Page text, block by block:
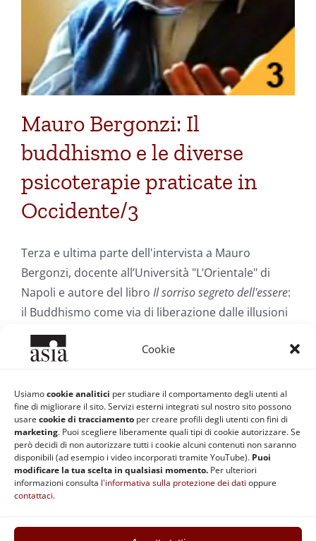
Cookie
Usiamocookie analitici per studiare il comportamento degli utenti al
fine di migliorare il sito. Servizi esterni integrati sul nostro sito possono
usare cookie di tracciamento per creare profili degli utenti con fini di
marketing. Puoi scegliere liberamente quali tipi di cookie autorizzare. Se
però decidi di non autorizzare tutti i cookie alcuni contenuti non saranno
disponibili (ad esempio i video incorporati tramite YouTube). Puoi
modificare la tua scelta in qualsiasi momento. Per ulteriori
informazioni consulta l'informativa sulla protezione dei dati oppure
contattaci.
Mauro Bergonzi: Il
buddhismo e le diverse
psicoterapie praticate in
Occidente/3
Terza e ultima parte dell'intervista a Mauro
Bergonzi, docente all’Università "L’Orientale" di
Napoli e autore del libro Il sorriso segreto dell'essere:
il Buddhismo come via di liberazione dalle illusioni
e dalla sofferenza.
Orientale e Spiritualità | Tag:4 nobili verità,disagio esistenziale,
dualismo
Jung Mauro Bergonzi
Shroedinger
Continua a leggere